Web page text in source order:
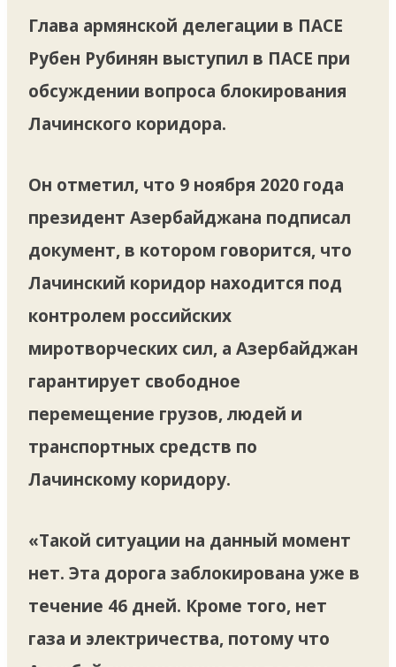
Глава армянской делегации в ПАСЕ
Рубен Рубинян выступил в ПАСЕ при
обсуждении вопроса блокирования
Лачинского коридора.
Он отметил, что 9 ноября 2020 года
президент Азербайджана подписал
документ, в котором говорится, что
Лачинский коридор находится под
контролем российских
миротворческих сил, а Азербайджан
гарантирует свободное
перемещение грузов, людей и
транспортных средств по
Лачинскому коридору.
«Такой ситуации на данный момент
нет. Эта дорога заблокирована уже в
течение 46 дней. Кроме того, нет
газа и электричества, потому что